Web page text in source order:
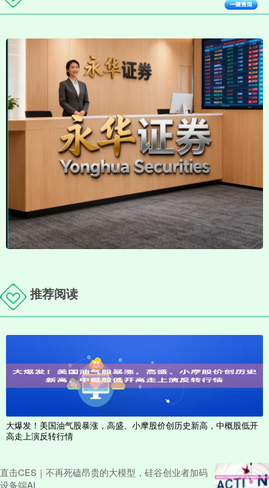
推荐阅读
大爆发！美国油气股暴涨，高盛、小摩股价创历史新高，中概股低开
高走上演反转行情
直击CES｜不再死磕昂贵的大模型，硅谷创业者加码
设备端AI